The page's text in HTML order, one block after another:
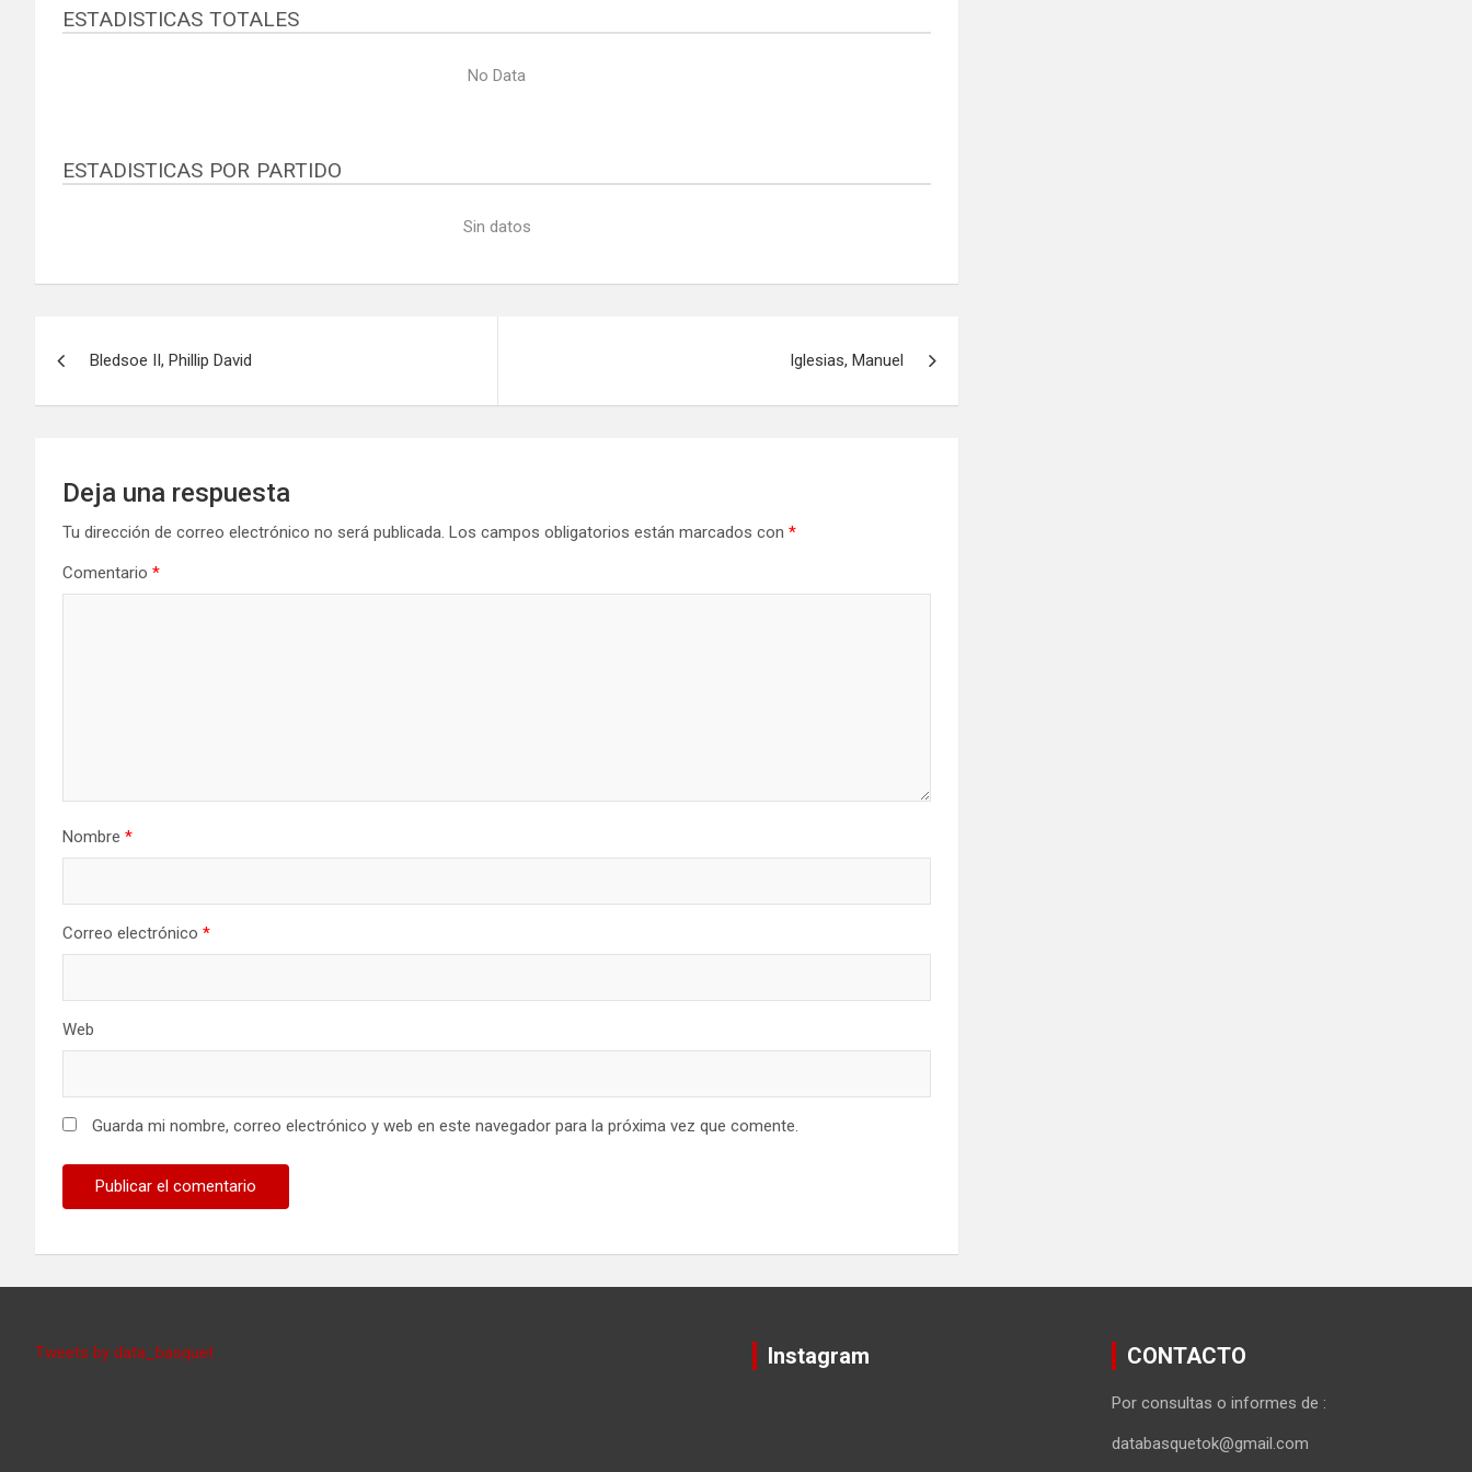
ESTADISTICAS TOTALES
No Data
ESTADISTICAS POR PARTIDO
Sin datos
Bledsoe II, Phillip David Iglesias, Manuel
Deja una respuesta
Tu dirección de correo electrónico no será publicada. Los campos obligatorios están marcados con *
Comentario *
Nombre *
Correo electrónico *
Web
Guarda mi nombre, correo electrónico y web en este navegador para la próxima vez que comente.
Tweets by data_basquet Instagram CONTACTO
Por consultas o informes de :
databasquetok@gmail.com